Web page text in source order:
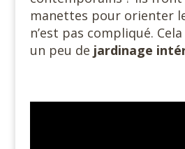
manettes pour orienter
n’est pas compliqué.
un peu de jardinage